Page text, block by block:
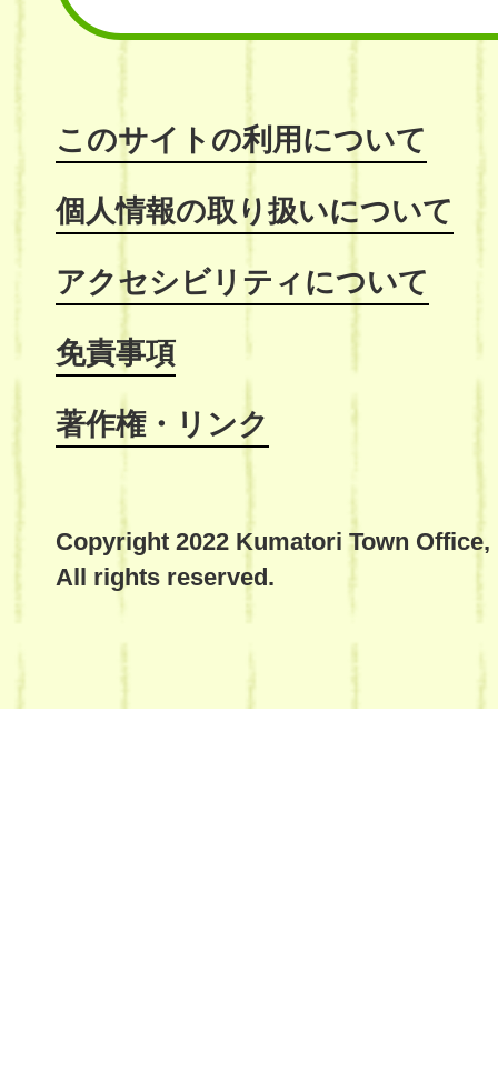
このサイトの利用について
個人情報の取り扱いについて
アクセシビリティについて
免責事項
著作権・リンク
Copyright 2022 Kumatori Town Office,
All rights reserved.